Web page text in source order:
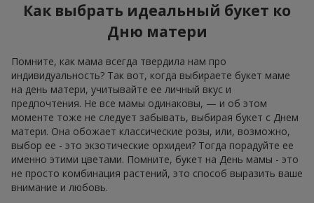
Как выбрать идеальный букет ко
Дню матери
Помните, как мама всегда твердила нам про
индивидуальность? Так вот, когда выбираете букет маме
на день матери, учитывайте ее личный вкус и
предпочтения. Не все мамы одинаковы, — и об этом
моменте тоже не следует забывать, выбирая букет с Днем
матери. Она обожает классические розы, или, возможно,
выбор ее - это экзотические орхидеи? Тогда порадуйте ее
именно этими цветами. Помните, букет на День мамы - это
не просто комбинация растений, это способ выразить ваше
внимание и любовь.